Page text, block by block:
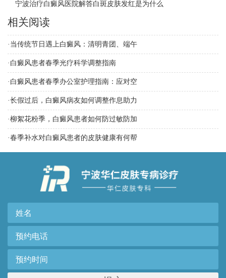
宁波治疗白癜风医院解答白斑皮肤发红是为什么
相关阅读
· 当传统节日遇上白癜风：清明青团、端午
· 白癜风患者春季光疗科学调整指南
· 白癜风患者春季办公室护理指南：应对空
·长假过后，白癜风病友如何调整作息助力
·柳絮花粉季，白癜风患者如何防过敏防加
·春季补水对白癜风患者的皮肤健康有何帮